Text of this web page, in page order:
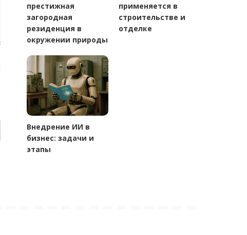
престижная
загородная
резиденция в
окружении природы
применяется в
строительстве и
отделке
Внедрение ИИ в
бизнес: задачи и
этапы